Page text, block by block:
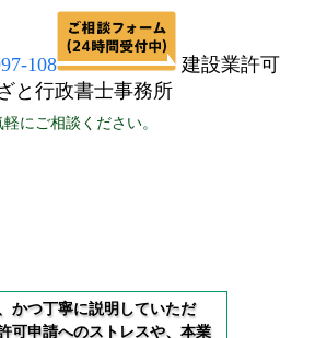
建設業許可
と行政書士事務所
にご相談ください。
かつ丁寧に説明していただ
可申請へのストレスや、本業